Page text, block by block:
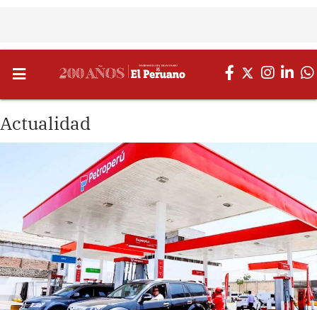
Actualidad